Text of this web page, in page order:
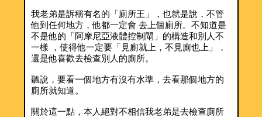
我老弟是訴稱有名的「廁所王」，也就是說，不管
他到任何地方，他都一定會 去上個廁所。不知道是
不是他的「阿摩尼亞液體控制閘」的構造和別人不
一樣 ，使得他一定要「見廁就上，不見廁也上」，
還是他喜歡去檢查別人的廁所。
聽說，要看一個地方有沒有水準，去看那個地方的
廁所就知道。
關於這一點，本人絕對不相信我老弟是去檢查廁所